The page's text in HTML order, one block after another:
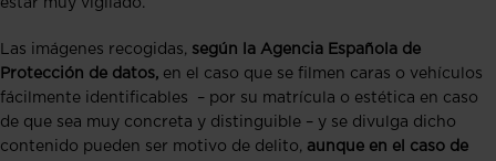
estar muy vigilado.
Las imágenes recogidas, según la Agencia Española de
Protección de datos, en el caso que se filmen caras o vehículos
fácilmente identificables – por su matrícula o estética en caso
de que sea muy concreta y distinguible – y se divulga dicho
contenido pueden ser motivo de delito, aunque en el caso de